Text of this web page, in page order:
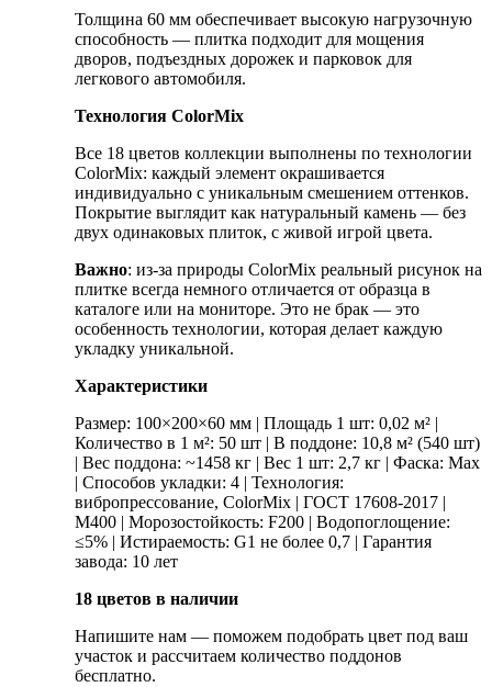
Толщина 60 мм обеспечивает высокую нагрузочную
способность — плитка подходит для мощения
дворов, подъездных дорожек и парковок для
легкового автомобиля.
Технология ColorMix
Все 18 цветов коллекции выполнены по технологии
ColorMix: каждый элемент окрашивается
индивидуально с уникальным смешением оттенков.
Покрытие выглядит как натуральный камень — без
двух одинаковых плиток, с живой игрой цвета.
Важно: из-за природы ColorMix реальный рисунок на
плитке всегда немного отличается от образца в
каталоге или на мониторе. Это не брак — это
особенность технологии, которая делает каждую
укладку уникальной.
Характеристики
Размер: 100×200×60 мм | Площадь 1 шт: 0,02 м² |
Количество в 1 м²: 50 шт | В поддоне: 10,8 м² (540 шт)
| Вес поддона: ~1458 кг | Вес 1 шт: 2,7 кг | Фаска: Max
| Способов укладки: 4 | Технология:
вибропрессование, ColorMix | ГОСТ 17608-2017 |
М400 | Морозостойкость: F200 | Водопоглощение:
≤5% | Истираемость: G1 не более 0,7 | Гарантия
завода: 10 лет
18 цветов в наличии
Напишите нам — поможем подобрать цвет под ваш
участок и рассчитаем количество поддонов
бесплатно.